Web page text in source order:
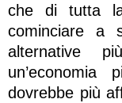
che di tutta
cominciare a
alternative
un’economia
dovrebbe più